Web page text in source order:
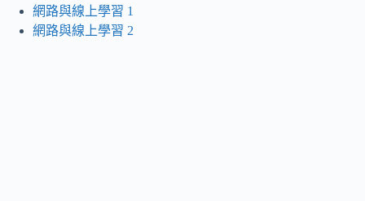
網路與線上學習 1
網路與線上學習 2